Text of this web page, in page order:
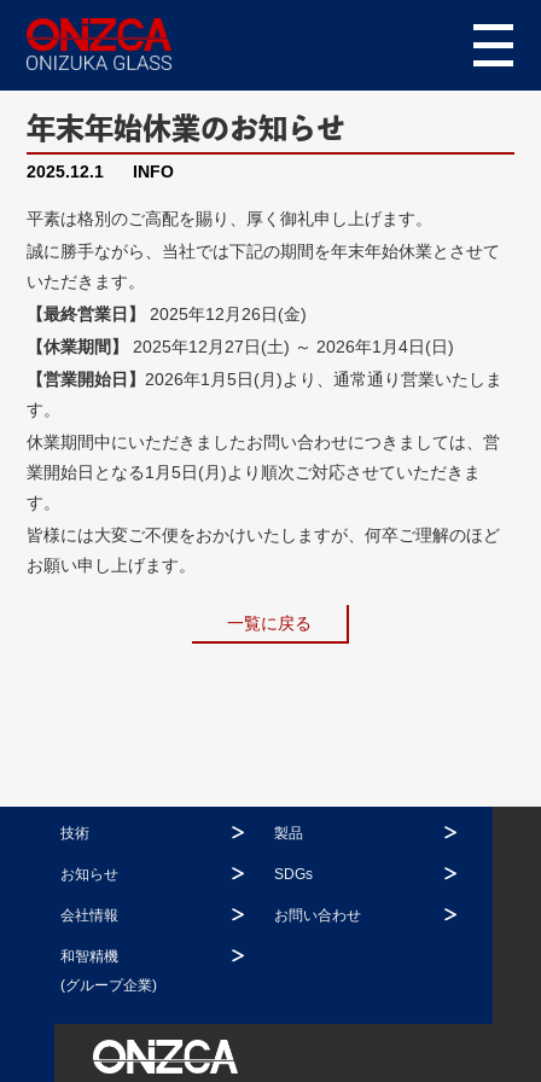
年末年始休業のお知らせ
2025.12.1 INFO
平素は格別のご高配を賜り、厚く御礼申し上げます。
誠に勝手ながら、当社では下記の期間を年末年始休業とさせて
いただきます。
【最終営業日】
2025年12月26日(金)
【休業期間】
2025年12月27日(土) ～ 2026年1月4日(日)
【営業開始日】 2026年1月5日(月)より、通常通り営業いたしま
す。
休業期間中にいただきましたお問い合わせにつきましては、営
業開始日となる1月5日(月)より順次ご対応させていただきま
す。
皆様には大変ご不便をおかけいたしますが、何卒ご理解のほど
お願い申し上げます。
一覧に戻る
技術 製品
お知らせ SDGs
会社情報 お問い合わせ
和智精機
(グループ企業)